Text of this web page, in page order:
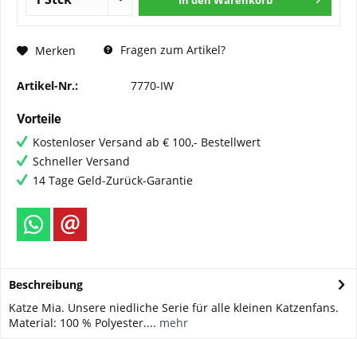
Merken Fragen zum Artikel?
Artikel-Nr.: 7770-IW
Vorteile
Kostenloser Versand ab € 100,- Bestellwert
Schneller Versand
14 Tage Geld-Zurück-Garantie
Beschreibung
Katze Mia. Unsere niedliche Serie für alle kleinen Katzenfans.
Material: 100 % Polyester.... mehr